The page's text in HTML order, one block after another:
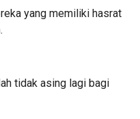
yang memiliki hasrat
tidak asing lagi bagi